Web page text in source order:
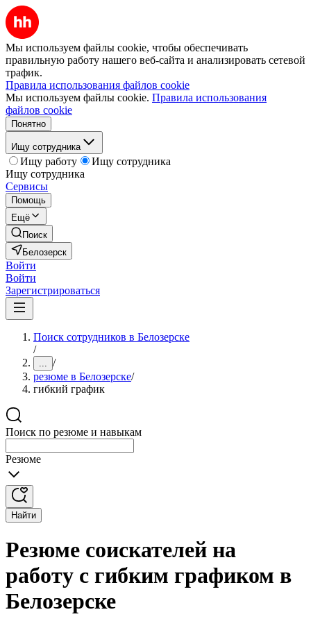
Мы используем файлы cookie, чтобы обеспечивать
правильную работу нашего веб-сайта и анализировать сетевой
трафик.
Правила использования файлов cookie
Мы используем файлы cookie. Правила использования
файлов cookie
Понятно
Ищу сотрудника
Ищу работу
Ищу сотрудника
Ищу сотрудника
Сервисы
Помощь
Ещё
Поиск
Белозерск
Войти
Войти
Зарегистрироваться
Поиск сотрудников в Белозерске
/
... /
резюме в Белозерске/
гибкий график
Поиск по резюме и навыкам
Резюме
Найти
Резюме соискателей на
работу с гибким графиком в
Белозерске